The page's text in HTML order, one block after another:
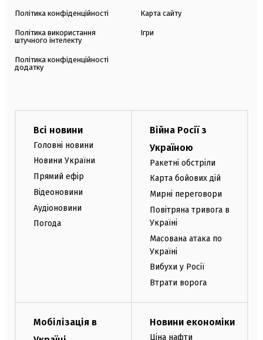
Політика конфіденційності
Політика використання
штучного інтелекту
Політика конфіденційності
додатку
Карта сайту
Ігри
Всі новини
Головні новини
Новини України
Прямий ефір
Відеоновини
Аудіоновини
Погода
Війна Росії з
Україною
Ракетні обстріли
Карта бойових дій
Мирні переговори
Повітряна тривога в
Україні
Масована атака по
Україні
Вибухи у Росії
Втрати ворога
Мобілізація в
Новини економіки
Ціна нафти